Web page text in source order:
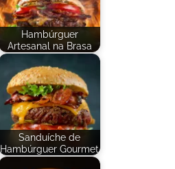
Hambúrguer
Artesanal na Brasa
Sanduíche de
Hambúrguer Gourmet